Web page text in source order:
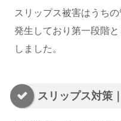
スリップス被害はうち
発生しており第一段階
しました。
スリップス対策